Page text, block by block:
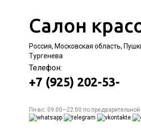
Салон
Россия, Московская область,
Тургенева
Телефон:
+7 (925) 202-53-
Пн-вс: 09:00—22:00 по предварительной